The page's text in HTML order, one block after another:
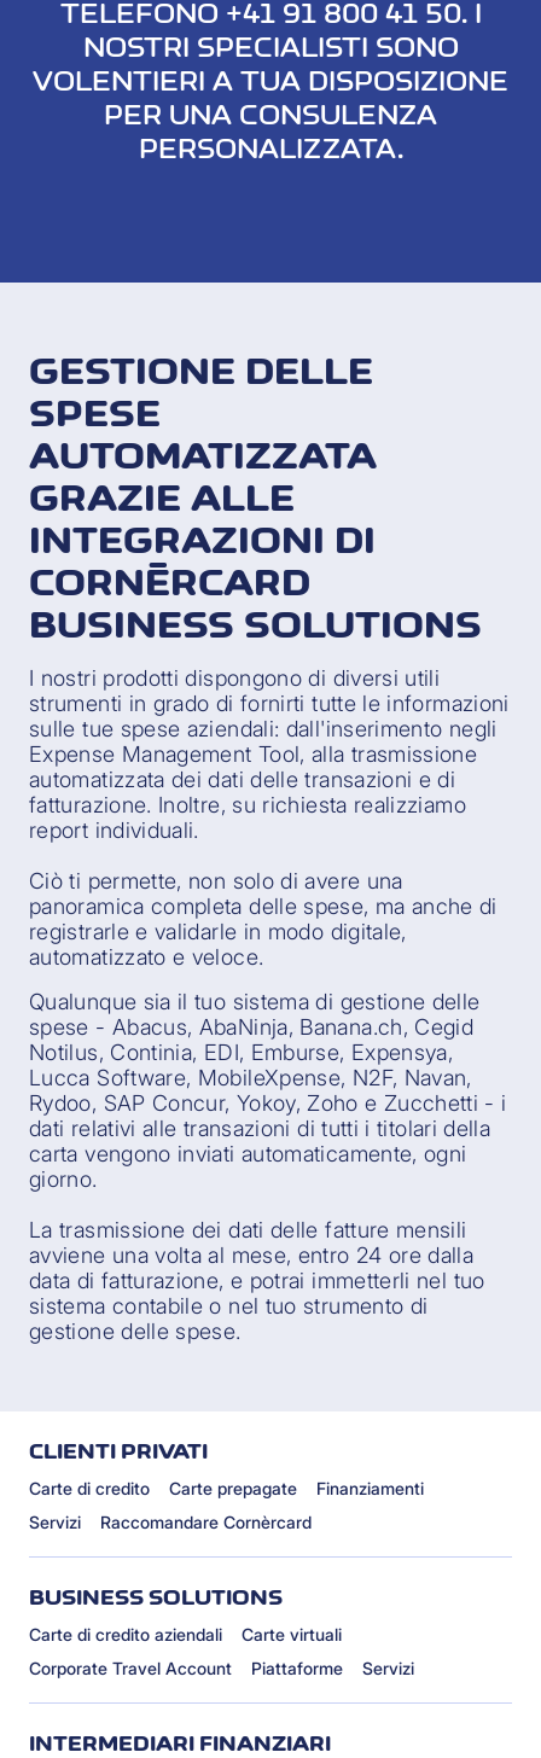
TELEFONO +41 91 800 41 50. I
NOSTRI SPECIALISTI SONO
VOLENTIERI A TUA DISPOSIZIONE
PER UNA CONSULENZA
PERSONALIZZATA.
GESTIONE DELLE
SPESE
AUTOMATIZZATA
GRAZIE ALLE
INTEGRAZIONI DI
CORNÈRCARD
BUSINESS SOLUTIONS
I nostri prodotti dispongono di diversi utili
strumenti in grado di fornirti tutte le informazioni
sulle tue spese aziendali: dall'inserimento negli
Expense Management Tool, alla trasmissione
automatizzata dei dati delle transazioni e di
fatturazione. Inoltre, su richiesta realizziamo
report individuali.
Ciò ti permette, non solo di avere una
panoramica completa delle spese, ma anche di
registrarle e validarle in modo digitale,
automatizzato e veloce.
Qualunque sia il tuo sistema di gestione delle
spese - Abacus, AbaNinja, Banana.ch, Cegid
Notilus, Continia, EDI, Emburse, Expensya,
Lucca Software, MobileXpense, N2F, Navan,
Rydoo, SAP Concur, Yokoy, Zoho e Zucchetti - i
dati relativi alle transazioni di tutti i titolari della
carta vengono inviati automaticamente, ogni
giorno.
La trasmissione dei dati delle fatture mensili
avviene una volta al mese, entro 24 ore dalla
data di fatturazione, e potrai immetterli nel tuo
sistema contabile o nel tuo strumento di
gestione delle spese.
CLIENTI PRIVATI
Carte di credito Carte prepagate
Finanziamenti
Servizi
Raccomandare Cornèrcard
BUSINESS SOLUTIONS
Carte di credito aziendali
Carte virtuali
Corporate Travel Account
Piattaforme Servizi
INTERMEDIARI FINANZIARI